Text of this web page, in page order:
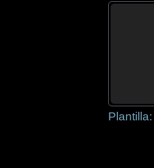
Plantilla: